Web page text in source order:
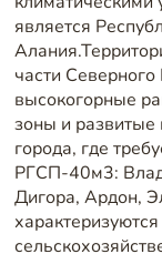
является
части
высокогорные
зоны и
города, где
РГСП-40м3:
Дигора, Ардон,